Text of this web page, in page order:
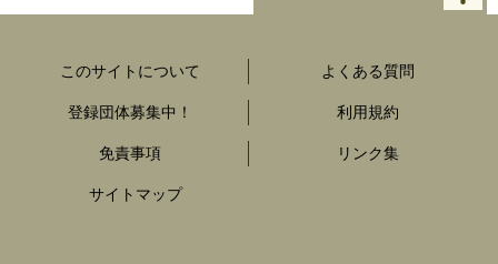
このサイトについて よくある質問
登録団体募集中！ 利用規約
免責事項 リンク集
サイトマップ